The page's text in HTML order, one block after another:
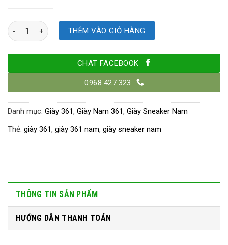
Số lượng THÊM VÀO GIỎ HÀNG
CHAT FACEBOOK
0968.427.323
Danh mục: Giày 361, Giày Nam 361, Giày Sneaker Nam
Thẻ: giày 361, giày 361 nam, giày sneaker nam
THÔNG TIN SẢN PHẨM
HƯỚNG DẪN THANH TOÁN